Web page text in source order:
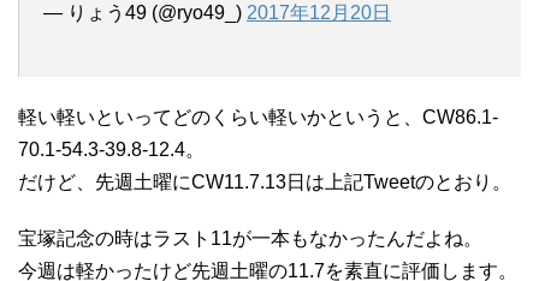
— りょう49 (@ryo49_) 2017年12月20日
軽い軽いといってどのくらい軽いかというと、CW86.1-
70.1-54.3-39.8-12.4。
だけど、先週土曜にCW11.7.13日は上記Tweetのとおり。
宝塚記念の時はラスト11が一本もなかったんだよね。
今週は軽かったけど先週土曜の11.7を素直に評価します。